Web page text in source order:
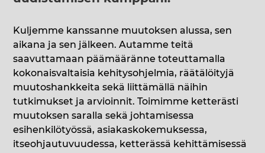
Kuljemme kanssanne muutoksen alussa, sen
aikana ja sen jälkeen. Autamme teitä
saavuttamaan päämääränne toteuttamalla
kokonaisvaltaisia kehitysohjelmia, räätälöityjä
muutoshankkeita sekä liittämällä näihin
tutkimukset ja arvioinnit. Toimimme ketterästi
muutoksen saralla sekä johtamisessa
esihenkilötyössä, asiakaskokemuksessa,
itseohjautuvuudessa, ketterässä kehittämisessä